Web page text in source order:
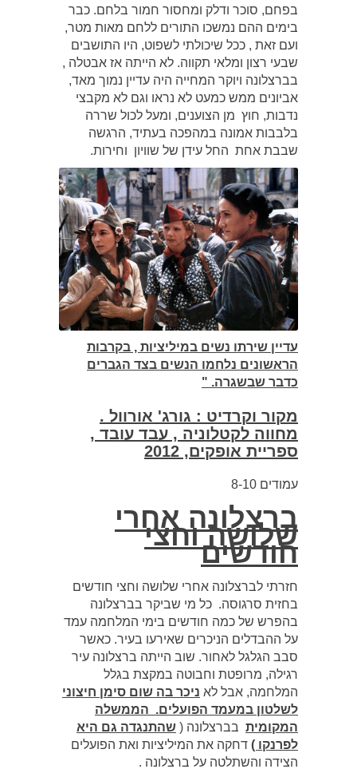
בפחם, סוכר ודלק ומחסור חמור בלחם. כבר
בימים ההם נמשכו התורים ללחם מאות מטר,
ועם זאת , ככל שיכולתי לשפוט, היו התושבים
שבעי רצון ומלאי תקווה. לא הייתה אז אבטלה ,
בברצלונה ויוקר המחייה היה עדיין נמוך מאד,
אביונים ממש כמעט לא נראו וגם לא מקבצי
נדבות, חוץ מן הצוענים, ומעל לכול שררה
בלבבות אמונה במהפכה בעתיד, הרגשה
שבבת אחת החל עידן של שוויון וחירות.
עדיין שירתו נשים במיליציות , בקרבות
הראשונים נלחמו הנשים בצד הגברים
כדבר שבשגרה. "
מקור וקרדיט : גורג' אורוול .
מחווה לקטלוניה , עבד עובד ,
ספריית אופקים, 2012
עמודים 8-10
ברצלונה אחרי
שלושה וחצי
חודשים
חזרתי לברצלונה אחרי שלושה וחצי חודשים
בחזית סרגוסה. כל מי שביקר בברצלונה
בהפרש של כמה חודשים בימי המלחמה עמד
על ההבדלים הניכרים שאירעו בעיר. כאשר
סבב הגלגל לאחור. שוב הייתה ברצלונה עיר
רגילה, מרופטת וחבוטה במקצת בגלל
המלחמה, אבל לא ניכר בה שום סימן חיצוני
לשלטון במעמד הפועלים. הממשלה
המקומית בברצלונה ( שהתנגדה גם היא
לפרנקו ) דחקה את המיליציות ואת הפועלים
הצידה והשתלטה על ברצלונה .